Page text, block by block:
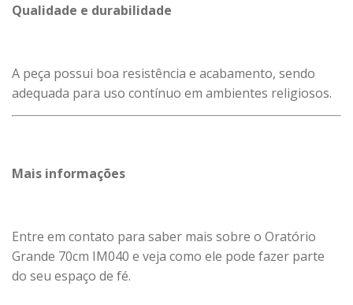
Qualidade e durabilidade
A peça possui boa resistência e acabamento, sendo
adequada para uso contínuo em ambientes religiosos.
Mais informações
Entre em contato para saber mais sobre o Oratório
Grande 70cm IM040 e veja como ele pode fazer parte
do seu espaço de fé.